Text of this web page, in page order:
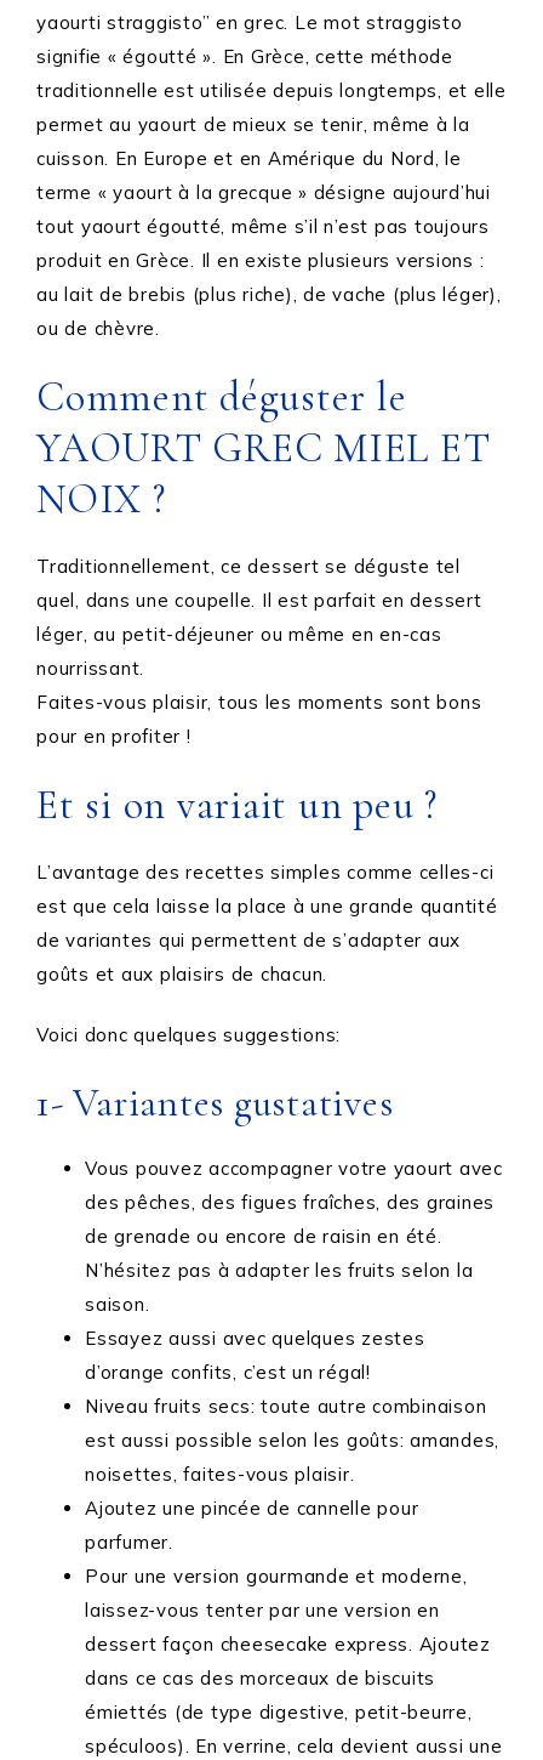
yaourti straggisto” en grec. Le mot straggisto
signifie « égoutté ». En Grèce, cette méthode
traditionnelle est utilisée depuis longtemps, et elle
permet au yaourt de mieux se tenir, même à la
cuisson. En Europe et en Amérique du Nord, le
terme « yaourt à la grecque » désigne aujourd’hui
tout yaourt égoutté, même s’il n’est pas toujours
produit en Grèce. Il en existe plusieurs versions :
au lait de brebis (plus riche), de vache (plus léger),
ou de chèvre.
Comment déguster le
YAOURT GREC MIEL ET
NOIX ?
Traditionnellement, ce dessert se déguste tel
quel, dans une coupelle. Il est parfait en dessert
léger, au petit-déjeuner ou même en en-cas
nourrissant.
Faites-vous plaisir, tous les moments sont bons
pour en profiter !
Et si on variait un peu ?
L’avantage des recettes simples comme celles-ci
est que cela laisse la place à une grande quantité
de variantes qui permettent de s’adapter aux
goûts et aux plaisirs de chacun.
Voici donc quelques suggestions:
1- Variantes gustatives
Vous pouvez accompagner votre yaourt avec
des pêches, des figues fraîches, des graines
de grenade ou encore de raisin en été.
N’hésitez pas à adapter les fruits selon la
saison.
Essayez aussi avec quelques zestes
d’orange confits, c’est un régal!
Niveau fruits secs: toute autre combinaison
est aussi possible selon les goûts: amandes,
noisettes, faites-vous plaisir.
Ajoutez une pincée de cannelle pour
parfumer.
Pour une version gourmande et moderne,
laissez-vous tenter par une version en
dessert façon cheesecake express. Ajoutez
dans ce cas des morceaux de biscuits
émiettés (de type digestive, petit-beurre,
spéculoos). En verrine, cela devient aussi une